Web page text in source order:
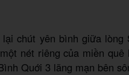
chút yên bình giữa lòng
nét riêng của miền
Quới 3 lãng mạn bên